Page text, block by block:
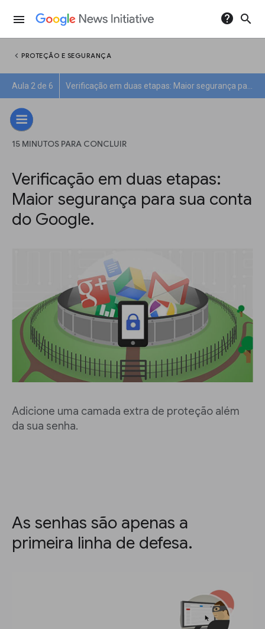
menu help search
chevron_left PROTEÇÃO E SEGURANÇA
Aula 2 de 6
15 MINUTOS PARA CONCLUIR
Verificação em duas etapas:
Maior segurança para sua conta
do Google.
Adicione uma camada extra de proteção além
da sua senha.
As senhas são apenas a
primeira linha de defesa.